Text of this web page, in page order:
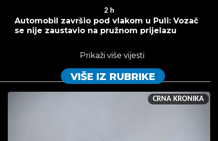
2 h
Automobil završio pod vlakom u Puli: Vozač
se nije zaustavio na pružnom prijelazu
Prikaži više vijesti
VIŠE IZ RUBRIKE
CRNA KRONIKA